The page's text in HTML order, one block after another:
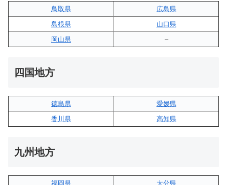
鳥取県
広島県
島根県
山口県
岡山県
–
四国地方
徳島県
愛媛県
香川県
高知県
九州地方
福岡県 大分県